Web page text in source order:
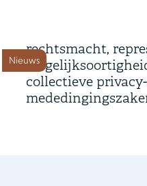
Nieuws
rechtsmacht,
en
collectieve